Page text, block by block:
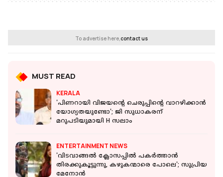
To advertise here,contact us
MUST READ
KERALA
'പിണറായി വിജയന്റെ ചെരുപ്പിന്റെ വാറഴിക്കാന്‍
യോഗ്യതയുണ്ടോ'; ജി സുധാകരന്
മറുപടിയുമായി H സലാം
ENTERTAINMENT NEWS
'വിടവാങ്ങല്‍ ക്ലോസപ്പില്‍ പകര്‍ത്താന്‍
തിരക്കുകൂട്ടുന്നു, കഴുകന്മാരെ പോലെ'; സുപ്രിയ
മേനോന്‍